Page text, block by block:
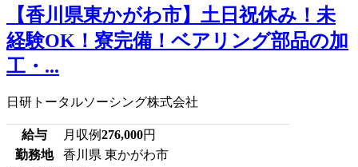
【香川県東かがわ市】土日祝休み！未
経験OK！寮完備！ベアリング部品の加
工・...
日研トータルソーシング株式会社
給与 月収例276,000円
勤務地
香川県 東かがわ市